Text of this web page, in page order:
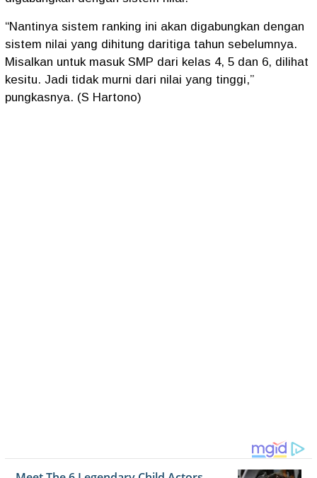
“Nantinya sistem ranking ini akan digabungkan dengan
sistem nilai yang dihitung daritiga tahun sebelumnya.
Misalkan untuk masuk SMP dari kelas 4, 5 dan 6, dilihat
kesitu. Jadi tidak murni dari nilai yang tinggi,”
pungkasnya. (S Hartono)